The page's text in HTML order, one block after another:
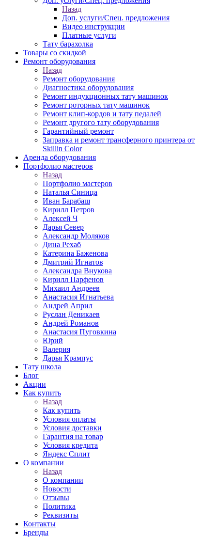
Назад
Доп. услуги/Спец. предложения
Видео инструкции
Платные услуги
Тату барахолка
Товары со скидкой
Ремонт оборудования
Назад
Ремонт оборудования
Диагностика оборудования
Ремонт индукционных тату машинок
Ремонт роторных тату машинок
Ремонт клип-кордов и тату педалей
Ремонт другого тату оборудования
Гарантийный ремонт
Заправка и ремонт трансферного принтера от
Skillin Color
Аренда оборудования
Портфолио мастеров
Назад
Портфолио мастеров
Наталья Синица
Иван Барабаш
Кирилл Петров
Алексей Ч
Дарья Север
Александр Моляков
Дина Рехаб
Катерина Баженова
Дмитрий Игнатов
Александра Внукова
Кирилл Парфенов
Михаил Андреев
Анастасия Игнатьева
Андрей Април
Руслан Деникаев
Андрей Романов
Анастасия Пуговкина
Юрий
Валерия
Дарья Крампус
Тату школа
Блог
Акции
Как купить
Назад
Как купить
Условия оплаты
Условия доставки
Гарантия на товар
Условия кредита
Яндекс Сплит
О компании
Назад
О компании
Новости
Отзывы
Политика
Реквизиты
Контакты
Бренды